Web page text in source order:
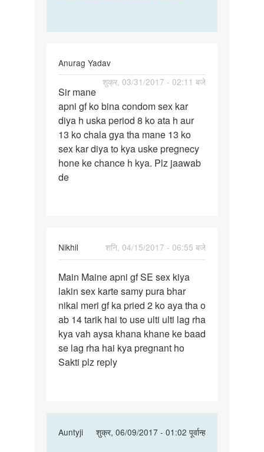
Anurag Yadav
शुक्र, 03/31/2017 - 02:11 बजे
Sir
mane
apni
gf
ko
bina
Sir mane
apni gf ko bina condom sex kar
diya h uska period 8 ko ata h aur
13 ko chala gya tha mane 13 ko
sex kar diya to kya uske pregnecy
hone ke chance h kya. Plz jaawab
de
Nikhil
शनि, 04/15/2017 - 06:55 बजे
Main
Maine
apni
gf
SE
sex
Main Maine apni gf SE sex kiya
lakin sex karte samy pura bhar
nikal meri gf ka pried 2 ko aya tha o
ab 14 tarik hai to use ulti ulti lag rha
kya vah aysa khana khane ke baad
se lag rha hai kya pregnant ho
Sakti plz reply
Auntyji
शुक्र, 06/09/2017 - 01:02 पूर्वान्ह
In